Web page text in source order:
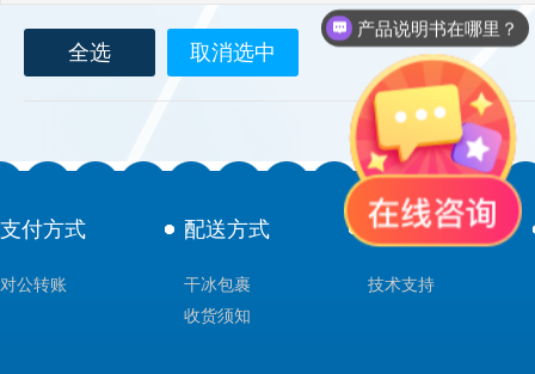
LGC Maine Standards Biolife
AbD Serotec
全选 取消选中
支付方式
对公转账
配送方式
干冰包裹
收货须知
售后服务
技术支持
产品说明书在哪里？
如何下单？